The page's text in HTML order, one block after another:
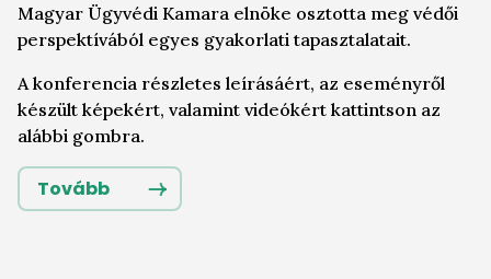
Magyar Ügyvédi Kamara elnöke osztotta meg védői
perspektívából egyes gyakorlati tapasztalatait.
A konferencia részletes leírásáért, az eseményről
készült képekért, valamint videókért kattintson az
alábbi gombra.
Tovább